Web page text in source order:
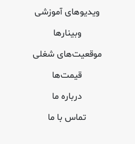
ویدیوهای آموزشی
وبینارها
موقعیت‌های شغلی
قیمت‌ها
درباره ما
تماس با ما